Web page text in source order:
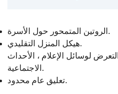
الروتين المتمحور حول الأسرة.
هيكل المنزل التقليدي.
لوسائل الإعلام ، الأحداث
الاجتماعية.
تعليق عام محدود.